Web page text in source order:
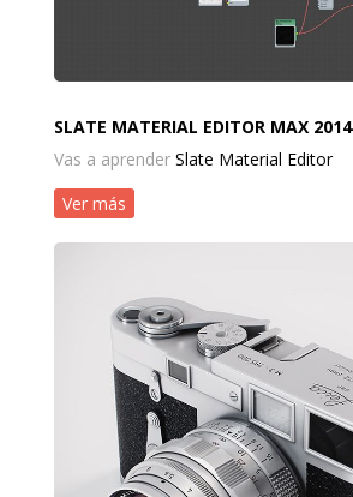
SLATE MATERIAL EDITOR MAX 2014
Vas a aprender Slate Material Editor
Ver más